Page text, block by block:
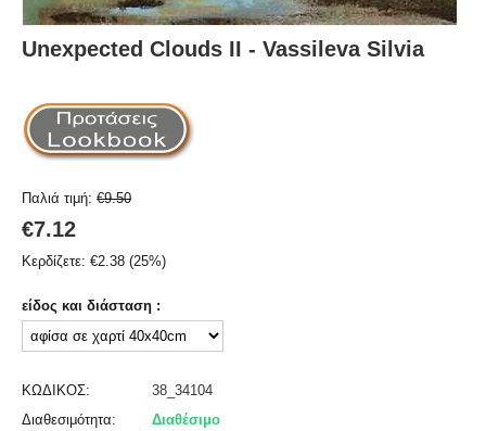
Unexpected Clouds II - Vassileva Silvia
Παλιά τιμή: €9.50
€7.12
Κερδίζετε: €2.38 (25%)
είδος και διάσταση :
ΚΩΔΙΚΟΣ:
38_34104
Διαθεσιμότητα:
Διαθέσιμο